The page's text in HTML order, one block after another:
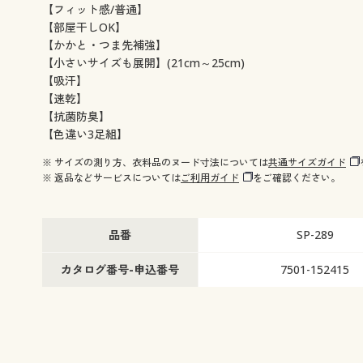
【フィット感/普通】
【部屋干しOK】
【かかと・つま先補強】
【小さいサイズも展開】(21cm～25cm)
【吸汗】
【速乾】
【抗菌防臭】
【色違い3足組】
※ サイズの測り方、衣料品のヌード寸法については共通サイズガイド
※ 返品などサービスについてはご利用ガイド をご確認ください。
品番 SP-289
カタログ番号-申込番号 7501-152415